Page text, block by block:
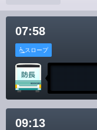
07:58
スロープ
09:13